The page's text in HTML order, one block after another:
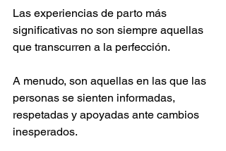
Las experiencias de parto más
significativas no son siempre aquellas
que transcurren a la perfección.
A menudo, son aquellas en las que las
personas se sienten informadas,
respetadas y apoyadas ante cambios
inesperados.